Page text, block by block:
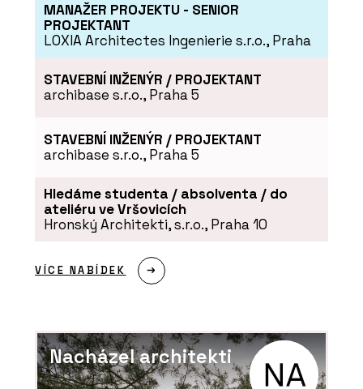
MANAŽER PROJEKTU - SENIOR
PROJEKTANT
LOXIA Architectes Ingenierie s.r.o., Praha
STAVEBNÍ INŽENÝR / PROJEKTANT
archibase s.r.o., Praha 5
STAVEBNÍ INŽENÝR / PROJEKTANT
archibase s.r.o., Praha 5
Hledáme studenta / absolventa / do
ateliéru ve Vršovicích
Hronský Architekti, s.r.o., Praha 10
VÍCE NABÍDEK
Nacházel architekti